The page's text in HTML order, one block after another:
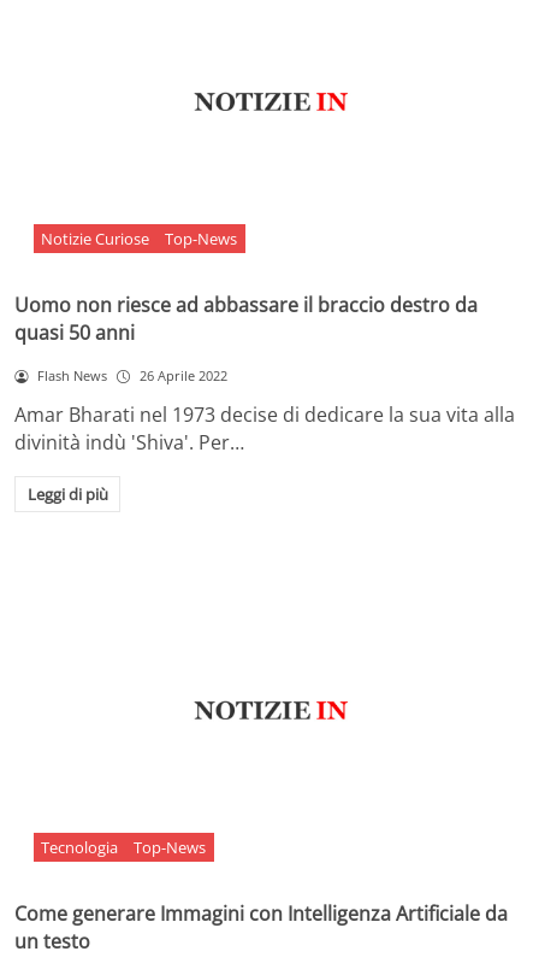
Notizie Curiose Top-News
Uomo non riesce ad abbassare il braccio destro da
quasi 50 anni
Flash News 26 Aprile 2022
Amar Bharati nel 1973 decise di dedicare la sua vita alla
divinità indù 'Shiva'. Per…
Leggi di più
Tecnologia Top-News
Come generare Immagini con Intelligenza Artificiale da
un testo